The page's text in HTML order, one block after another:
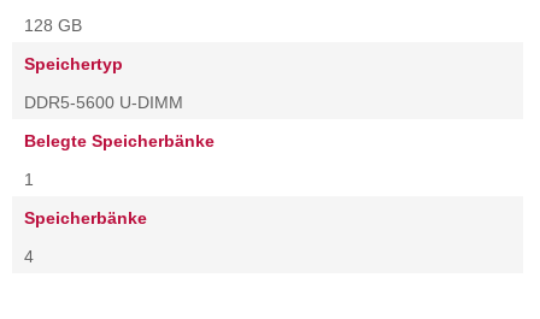
128 GB
Speichertyp
DDR5-5600 U-DIMM
Belegte Speicherbänke
1
Speicherbänke
4